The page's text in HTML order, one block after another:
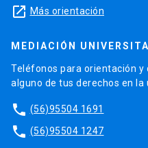
launch Más orientación
MEDIACIÓN
Teléfonos para orientación y
alguno de tus derechos en la
phone (56)95504 1691
phone (56)95504 1247